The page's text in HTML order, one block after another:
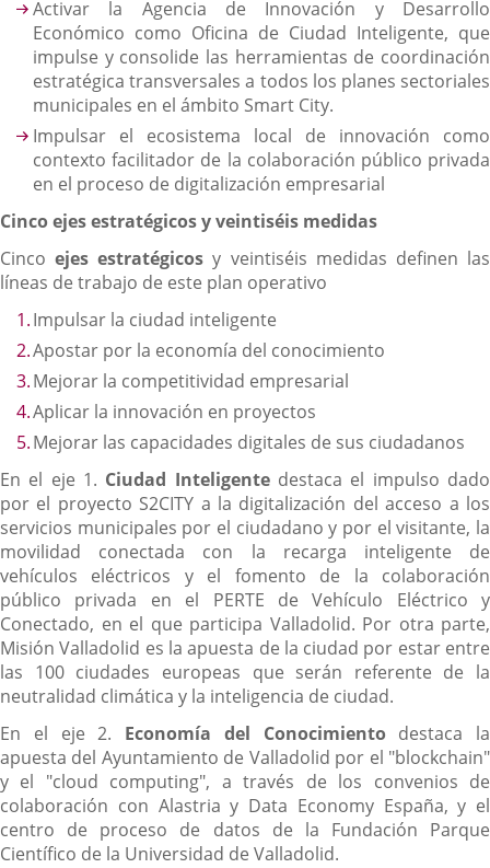
Activar la Agencia de Innovación y Desarrollo
Económico como Oficina de Ciudad Inteligente, que
impulse y consolide las herramientas de coordinación
estratégica transversales a todos los planes sectoriales
municipales en el ámbito Smart City.
Impulsar el ecosistema local de innovación como
contexto facilitador de la colaboración público privada
en el proceso de digitalización empresarial
Cinco ejes estratégicos y veintiséis medidas
Cincoejes estratégicosy veintiséis medidas definen las
líneas de trabajo de este plan operativo
Impulsar la ciudad inteligente
Apostar por la economía del conocimiento
Mejorar la competitividad empresarial
Aplicar la innovación en proyectos
Mejorar las capacidades digitales de sus ciudadanos
En el eje 1. Ciudad Inteligentedestaca el impulso dado
por el proyecto S2CITY a la digitalización del acceso a los
servicios municipales por el ciudadano y por el visitante, la
movilidad conectada con la recarga inteligente de
vehículos eléctricos y el fomento de la colaboración
público privada en el PERTE de Vehículo Eléctrico y
Conectado, en el que participa Valladolid. Por otra parte,
Misión Valladolid es la apuesta de la ciudad por estar entre
las 100 ciudades europeas que serán referente de la
neutralidad climática y la inteligencia de ciudad.
En el eje 2. Economía del Conocimientodestaca la
apuesta del Ayuntamiento de Valladolid por el "blockchain"
y el "cloud computing", a través de los convenios de
colaboración con Alastria y Data Economy España, y el
centro de proceso de datos de la Fundación Parque
Científico de la Universidad de Valladolid.